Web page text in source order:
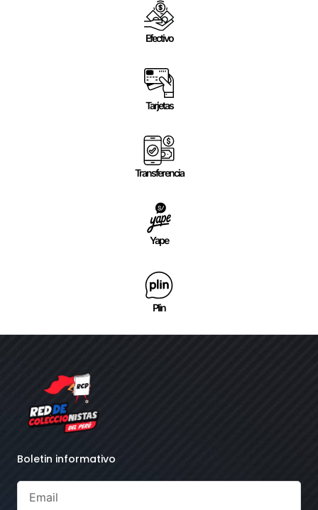
Efectivo
Tarjetas
Transferencia
Yape
Plin
Boletin informativo